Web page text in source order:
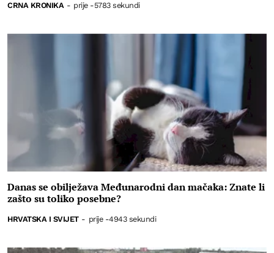
CRNA KRONIKA - prije -5783 sekundi
Danas se obilježava Međunarodni dan mačaka: Znate li
zašto su toliko posebne?
HRVATSKA I SVIJET - prije -4943 sekundi